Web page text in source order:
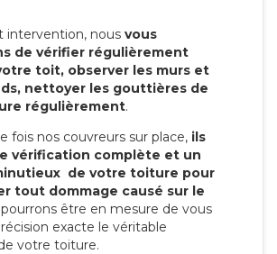
intervention, nous vous
de vérifier régulièrement
toit, observer les murs et
nettoyer les gouttières de
régulièrement.
fois nos couvreurs sur place, ils
vérification complète et un
de votre toiture pour
tout dommage causé sur le
être en mesure de vous
exacte le véritable
votre toiture.